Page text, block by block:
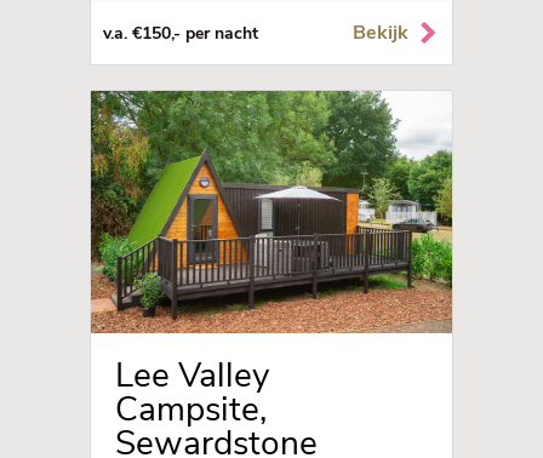
v.a. €150,- per nacht Bekijk
Lee Valley
Campsite,
Sewardstone